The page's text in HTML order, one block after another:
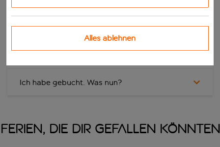
Deine Gesundheit
Ich habe gebucht. Was nun?
Ferien, die dir gefallen könnten
Alles ablehnen